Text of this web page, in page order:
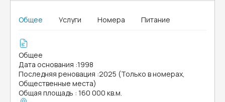
Общее Услуги Номера Питание
Общее
Дата основания :1998
Последняя реновация :2025 (Только в номерах,
Общественные места)
Общая площадь : 160 000 кв.м.